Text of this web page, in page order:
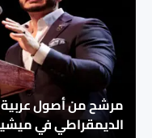
مرشح من أصول عربية
الديمقراطي في